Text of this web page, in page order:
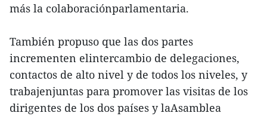
más la colaboraciónparlamentaria.
También propuso que las dos partes
incrementen elintercambio de delegaciones,
contactos de alto nivel y de todos los niveles, y
trabajenjuntas para promover las visitas de los
dirigentes de los dos países y laAsamblea